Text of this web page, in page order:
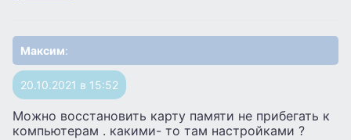
Максим:
20.10.2021 в 15:52
Можно восстановить карту памяти не прибегать к
компьютерам . какими- то там настройками ?